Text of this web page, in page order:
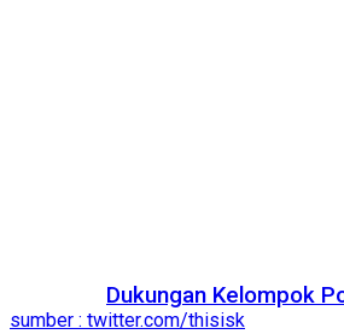
Dukungan Kelompok
sumber : twitter.com/thisisk